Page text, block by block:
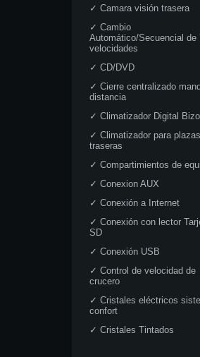
✓ Camara visión trasera
✓ Cambio
Automático/Secuencial de
velocidades
✓ CD/DVD
✓ Cierre centralizado
distancia
✓ Climatizador Digital
✓ Climatizador para plazas
traseras
✓ Compartimientos de
✓ Conexion AUX
✓ Conexión a Internet
✓ Conexión con lector
SD
✓ Conexión USB
✓ Control de velocidad de
crucero
✓ Cristales eléctricos
confort
✓ Cristales Tintados